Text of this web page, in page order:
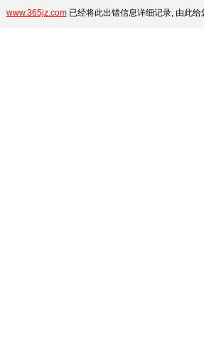
www.365jz.com已经将此出错信息详细记录, 由此